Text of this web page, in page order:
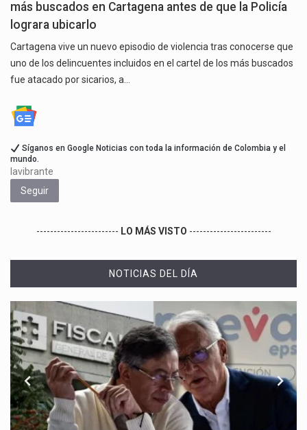
más buscados en Cartagena antes de que la Policía
lograra ubicarlo
Cartagena vive un nuevo episodio de violencia tras conocerse que
uno de los delincuentes incluidos en el cartel de los más buscados
fue atacado por sicarios, a…
Síganos en Google Noticias con toda la información de Colombia y el
mundo.
lavibrante
Seguir
------------------------ LO MÁS VISTO ------------------------
NOTICIAS DEL DÍA